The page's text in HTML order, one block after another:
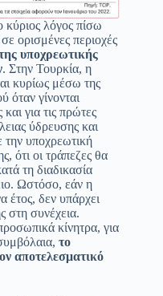
λόγος πίσω
ορισμένες περιοχές
υποχρεωτικής
. Στην Τουρκία, η
κυρίως μέσω της
όταν γίνονται
για τις πρώτες
ύδρευσης και
υποχρεωτική
ότι οι τράπεζες θα
τη διαδικασία
Ωστόσο, εάν η
έτος, δεν υπάρχει
στη συνέχεια.
κίνητρα, για
το
αποτελεσματικό